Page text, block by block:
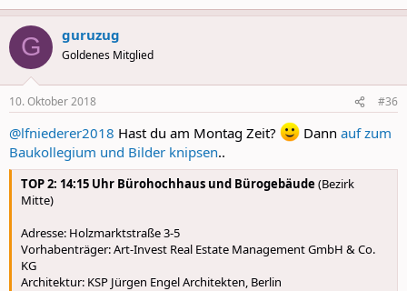
G guruzug
Goldenes Mitglied
10. Oktober 2018 #36
@lfniederer2018 Hast du am Montag Zeit? Dann auf zum
Baukollegium und Bilder knipsen..
TOP 2: 14:15 Uhr Bürohochhaus und Bürogebäude (Bezirk
Mitte)
Adresse: Holzmarktstraße 3-5
Vorhabenträger: Art-Invest Real Estate Management GmbH & Co.
KG
Architektur: KSP Jürgen Engel Architekten, Berlin